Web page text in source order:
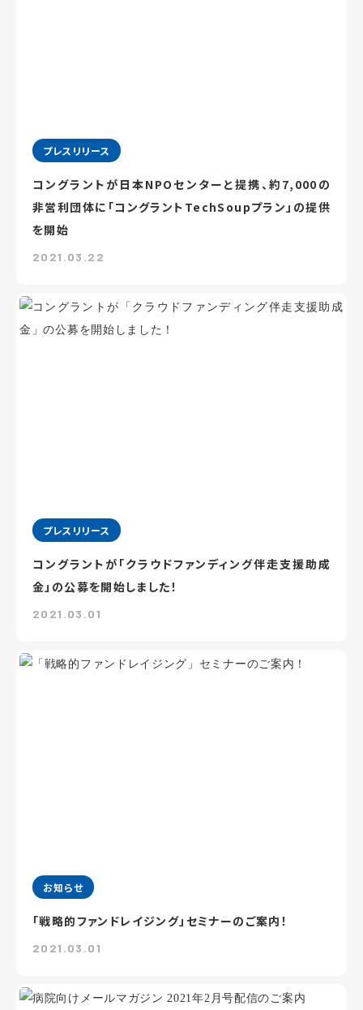
プレスリリース
コングラントが日本NPOセンターと提携、約7,000の
非営利団体に「コングラントTechSoupプラン」の提供
を開始
2021.03.22
プレスリリース
コングラントが「クラウドファンディング伴走支援助成
金」の公募を開始しました！
2021.03.01
お知らせ
「戦略的ファンドレイジング」セミナーのご案内！
2021.03.01